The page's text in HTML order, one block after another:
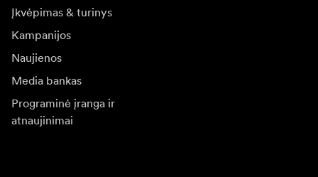
Įkvėpimas & turinys
Kampanijos
Naujienos
Media bankas
Programinė įranga ir
atnaujinimai